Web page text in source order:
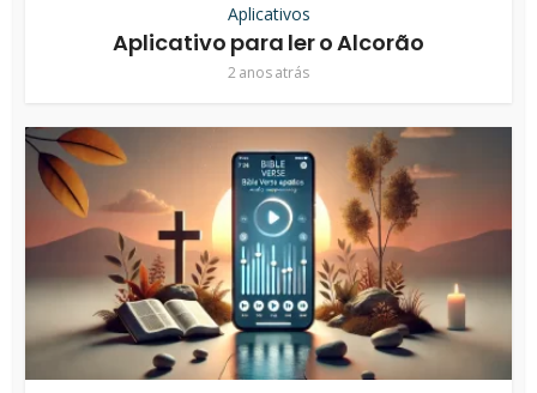
Aplicativos
Aplicativo para ler o Alcorão
2 anos atrás